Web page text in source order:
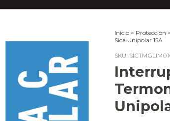
Inicio > Protección >
Sica Unipolar 15A
SKU: